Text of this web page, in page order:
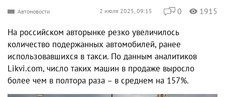
Автоновости 2 июля 2025, 09:15 0 1915
На российском авторынке резко увеличилось
количество подержанных автомобилей, ранее
использовавшихся в такси. По данным аналитиков
Likvi.com, число таких машин в продаже выросло
более чем в полтора раза – в среднем на 157%.